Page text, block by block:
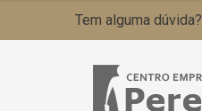
Tem alguma dúvida?